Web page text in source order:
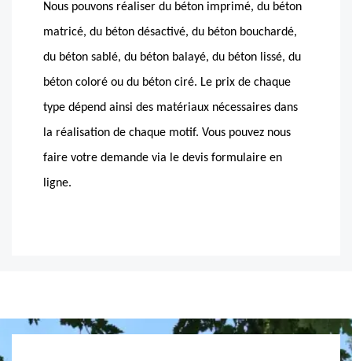
Nous pouvons réaliser du béton imprimé, du béton
matricé, du béton désactivé, du béton bouchardé,
du béton sablé, du béton balayé, du béton lissé, du
béton coloré ou du béton ciré. Le prix de chaque
type dépend ainsi des matériaux nécessaires dans
la réalisation de chaque motif. Vous pouvez nous
faire votre demande via le devis formulaire en
ligne.